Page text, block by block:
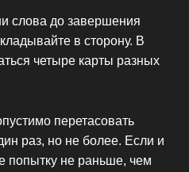
слова до завершения
в сторону. В
четыре карты разных
перетасовать
раз, но не более. Если и
попытку не раньше, чем